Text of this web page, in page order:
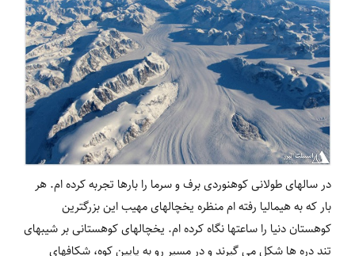
در سالهای طولانی کوهنوردی برف و سرما را بارها تجربه کرده ام. هر
بار که به هیمالیا رفته ام منظره یخچالهای مهیب این بزرگترین
کوهستان دنیا را ساعتها نگاه کرده ام. یخچالهای کوهستانی بر شیبهای
تند دره ها شکل می گیرند و در مسیر رو به پایین کوه، شکافهای